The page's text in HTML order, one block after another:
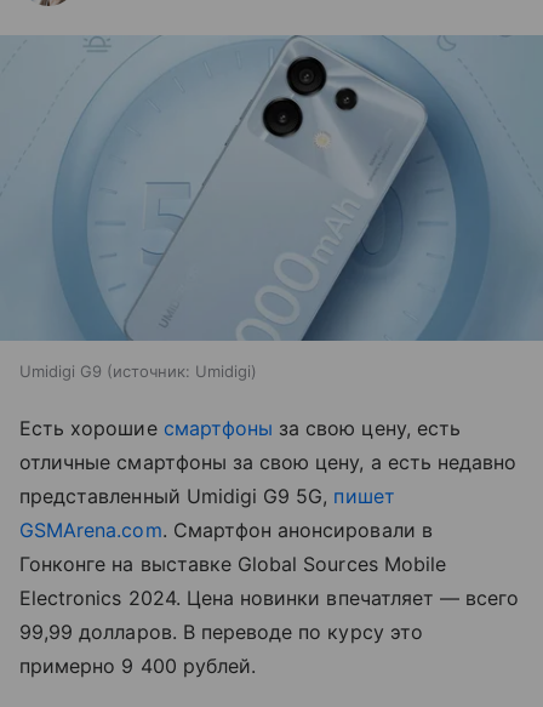
Umidigi G9 источник: Umidigi
Есть хорошие смартфоны за свою цену, есть
отличные смартфоны за свою цену, а есть недавно
представленный Umidigi G9 5G, пишет
GSMArena.com. Смартфон анонсировали в
Гонконге на выставке Global Sources Mobile
Electronics 2024. Цена новинки впечатляет — всего
99,99 долларов. В переводе по курсу это
примерно 9 400 рублей.